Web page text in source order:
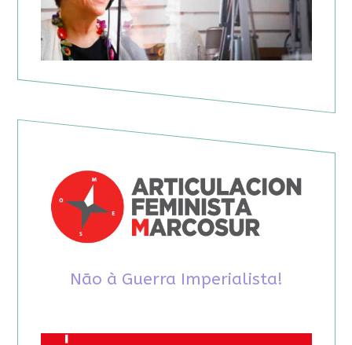
Não à Guerra Imperialista!